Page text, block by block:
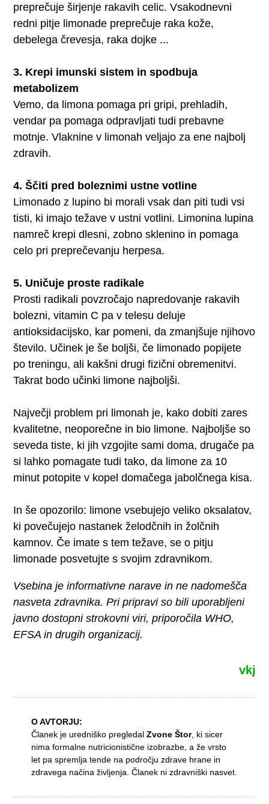
preprečuje širjenje rakavih celic. Vsakodnevni
redni pitje limonade preprečuje raka kože,
debelega črevesja, raka dojke ...
3. Krepi imunski sistem in spodbuja
metabolizem
Vemo, da limona pomaga pri gripi, prehladih,
vendar pa pomaga odpravljati tudi prebavne
motnje. Vlaknine v limonah veljajo za ene najbolj
zdravih.
4. Ščiti pred boleznimi ustne votline
Limonado z lupino bi morali vsak dan piti tudi vsi
tisti, ki imajo težave v ustni votlini. Limonina lupina
namreč krepi dlesni, zobno sklenino in pomaga
celo pri preprečevanju herpesa.
5. Uničuje proste radikale
Prosti radikali povzročajo napredovanje rakavih
bolezni, vitamin C pa v telesu deluje
antioksidacijsko, kar pomeni, da zmanjšuje njihovo
število. Učinek je še boljši, če limonado popijete
po treningu, ali kakšni drugi fizični obremenitvi.
Takrat bodo učinki limone najboljši.
Največji problem pri limonah je, kako dobiti zares
kvalitetne, neoporečne in bio limone. Najboljše so
seveda tiste, ki jih vzgojite sami doma, drugače pa
si lahko pomagate tudi tako, da limone za 10
minut potopite v kopel domačega jabolčnega kisa.
In še opozorilo: limone vsebujejo veliko oksalatov,
ki povečujejo nastanek želodčnih in žolčnih
kamnov. Če imate s tem težave, se o pitju
limonade posvetujte s svojim zdravnikom.
Vsebina je informativne narave in ne nadomešča
nasveta zdravnika. Pri pripravi so bili uporabljeni
javno dostopni strokovni viri, priporočila WHO,
EFSA in drugih organizacij.
vkj
O AVTORJU:
Članek je uredniško pregledalZvone Štor, ki sicer
nima formalne nutricionistične izobrazbe, a že vrsto
let pa spremlja tende na področju zdrave hrane in
zdravega načina življenja. Članek ni zdravniški nasvet.